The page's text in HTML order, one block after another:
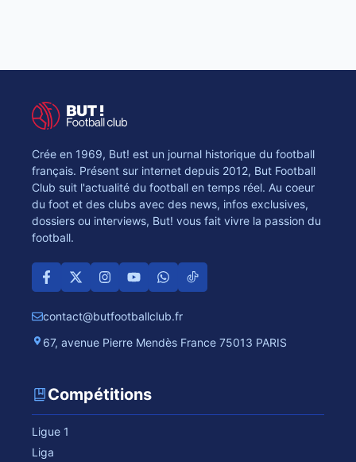
Crée en 1969, But! est un journal historique du football
français. Présent sur internet depuis 2012, But Football
Club suit l'actualité du football en temps réel. Au coeur
du foot et des clubs avec des news, infos exclusives,
dossiers ou interviews, But! vous fait vivre la passion du
football.
contact@butfootballclub.fr
67, avenue Pierre Mendès France 75013 PARIS
Compétitions
Ligue 1
Liga